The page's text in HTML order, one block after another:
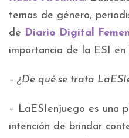
temas de género,
de Diario Digital
importancia de la ESI en
– ¿De qué se trata
– LaESIenjuego es una
intención de brindar